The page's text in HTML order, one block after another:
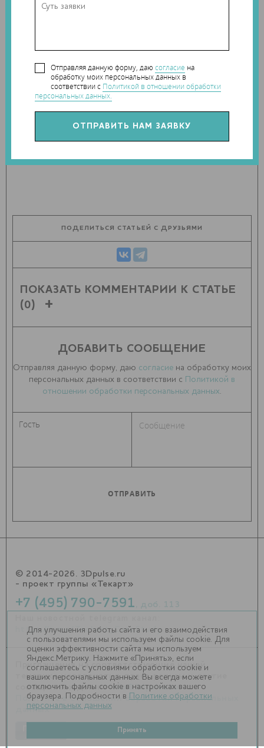
Отправляя данную форму, даюсогласие на
обработку моих персональных данных в
соответствии с Политикой в отношении обработки
персональных данных.
помощью которого пользователи смогут просматривать
несколько секунд. Программу можно попробовать,
зарегистрировавшисьна сайте
Теги:Spatial Corp,программное обеспечение,CAD
ПОДЕЛИТЬСЯ СТАТЬЕЙ С ДРУЗЬЯМИ
ПОКАЗАТЬ КОММЕНТАРИИ К СТАТЬЕ
(0)
ДОБАВИТЬ СООБЩЕНИЕ
Отправляя данную форму, даю согласие на обработку моих
персональных данных в соответствии с
Политикой в
отношении обработки персональных данных.
© 2014-2026. 3Dpulse.ru
- проект группы «Текарт»
+7 (495) 790-7591
https://t.me/Techart_CaseStudy
Приглашения на соответствующие нашей
тематике мероприятия, пресс-релизы и другие
сообщения ждем наinfo@3dpulse.ru .
Политика в отношении обработки персональных
данных
Для улучшения работы сайта и его взаимодействия
с пользователями мы используем файлы cookie. Для
оценки эффективности сайта мы используем
Яндекс.Метрику. Нажмите «Принять», если
соглашаетесь с условиями обработки cookie и
ваших персональных данных. Вы всегда можете
отключить файлы cookie в настройках вашего
браузера. Подробности в
Политике обработки
персональных данных
Принять